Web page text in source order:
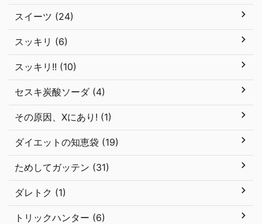
スイーツ (24)
スッキリ (6)
スッキリ!! (10)
セスキ炭酸ソーダ (4)
その原因、Xにあり! (1)
ダイエットの知恵袋 (19)
ためしてガッテン (31)
ダレトク (1)
トリックハンター (6)